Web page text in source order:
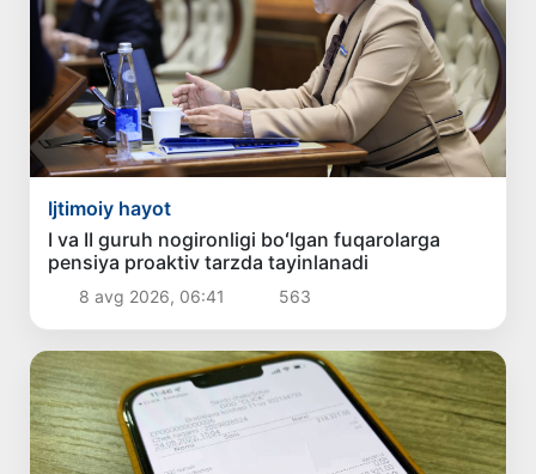
Ijtimoiy hayot
I va II guruh nogironligi boʻlgan fuqarolarga
pensiya proaktiv tarzda tayinlanadi
8 avg 2026, 06:41 563